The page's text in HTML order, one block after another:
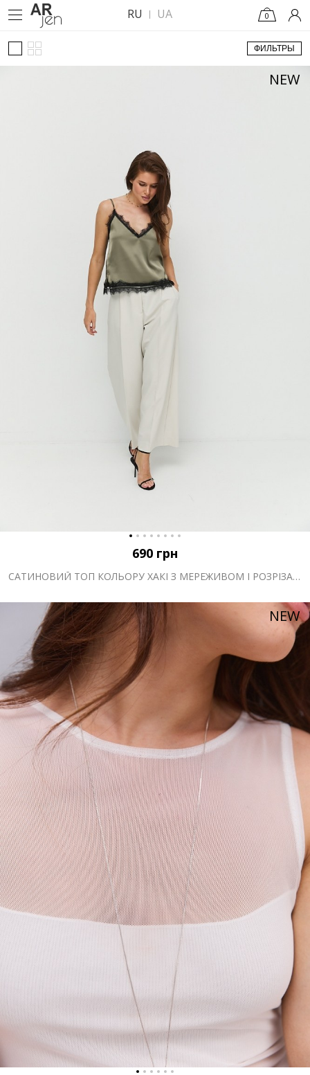
RU UA 0
ФИЛЬТРЫ
NEW
690 грн
САТИНОВИЙ ТОП КОЛЬОРУ ХАКІ З МЕРЕЖИВОМ І РОЗРІЗАМИ
NEW